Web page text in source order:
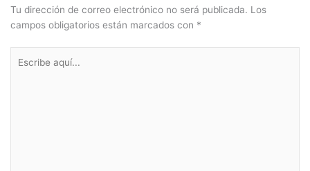
Tu dirección de correo electrónico no será publicada. Los
campos obligatorios están marcados con *
aquí...